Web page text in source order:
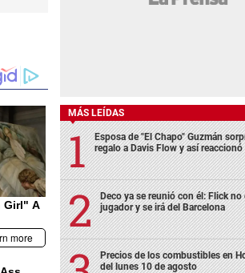
MÁS LEÍDAS
Esposa de "El Chapo" Guzmán
regalo a Davis Flow y así
Deco ya se reunió con él: Flick no
jugador y se irá del Barcelona
Precios de los combustibles en
del lunes 10 de agosto